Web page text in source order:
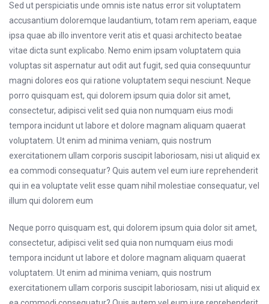
Sed ut perspiciatis unde omnis iste natus error sit voluptatem
accusantium doloremque laudantium, totam rem aperiam, eaque
ipsa quae ab illo inventore verit atis et quasi architecto beatae
vitae dicta sunt explicabo. Nemo enim ipsam voluptatem quia
voluptas sit aspernatur aut odit aut fugit, sed quia consequuntur
magni dolores eos qui ratione voluptatem sequi nesciunt. Neque
porro quisquam est, qui dolorem ipsum quia dolor sit amet,
consectetur, adipisci velit sed quia non numquam eius modi
tempora incidunt ut labore et dolore magnam aliquam quaerat
voluptatem. Ut enim ad minima veniam, quis nostrum
exercitationem ullam corporis suscipit laboriosam, nisi ut aliquid ex
ea commodi consequatur? Quis autem vel eum iure reprehenderit
qui in ea voluptate velit esse quam nihil molestiae consequatur, vel
illum qui dolorem eum
Neque porro quisquam est, qui dolorem ipsum quia dolor sit amet,
consectetur, adipisci velit sed quia non numquam eius modi
tempora incidunt ut labore et dolore magnam aliquam quaerat
voluptatem. Ut enim ad minima veniam, quis nostrum
exercitationem ullam corporis suscipit laboriosam, nisi ut aliquid ex